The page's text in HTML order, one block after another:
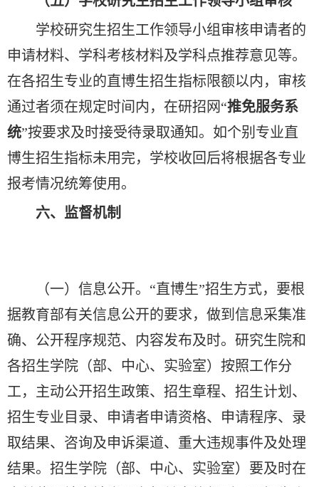
学校研究生招生工作领导小组审核申请者的
申请材料、学科考核材料及学科点推荐意见等。
在各招生专业的直博生招生指标限额以内，审核
通过者须在规定时间内，在研招网“推免服务系
统”按要求及时接受待录取通知。如个别专业直
博生招生指标未用完，学校收回后将根据各专业
报考情况统筹使用。
六、监督机制
（一）信息公开。“直博生”招生方式，要根
据教育部有关信息公开的要求，做到信息采集准
确、公开程序规范、内容发布及时。研究生院和
各招生学院（部、中心、实验室）按照工作分
工，主动公开招生政策、招生章程、招生计划、
招生专业目录、申请者申请资格、申请程序、录
取结果、咨询及申诉渠道、重大违规事件及处理
结果。招生学院（部、中心、实验室）要及时在